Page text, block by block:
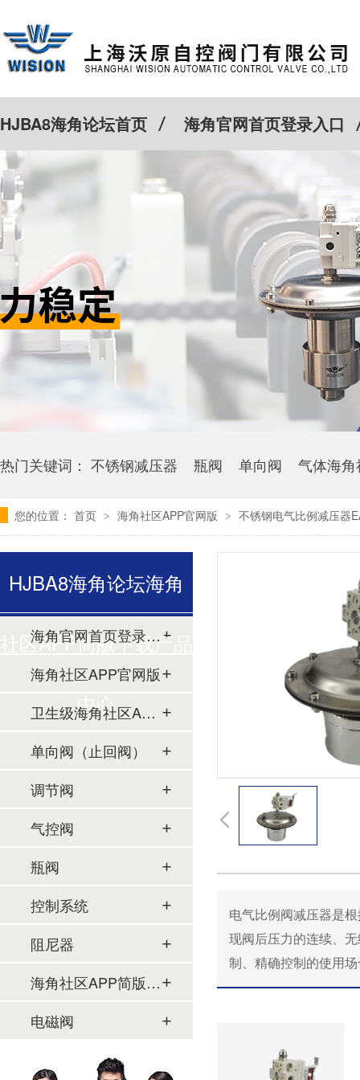
HJBA8海角论坛首页 海角官网首页登录入口
特殊定制 客户案例 Cv计算器
热门关键词： 不锈钢减压器 瓶阀 单向阀 气体海
您的位置： 首页 > 海角社区APP官网版 > 不锈钢电气比例减压器
电气比例阀减压器是根据
现阀后压力的连续、
制、精确控制的使用
HJBA8海角论坛海角
社区APP简版下载产品
中心
海角官网首页登录入口
海角社区APP官网版
卫生级海角社区APP简版下载
单向阀（止回阀）
调节阀
气控阀
瓶阀
控制系统
阻尼器
海角社区APP简版下载及管件
电磁阀